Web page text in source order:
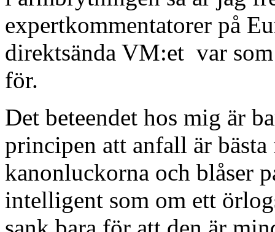
expertkommentatorer på
direktsända VM:et var
för.
Det beteendet hos mig är
principen att anfall är
kanonluckorna och blåser
intelligent som om ett